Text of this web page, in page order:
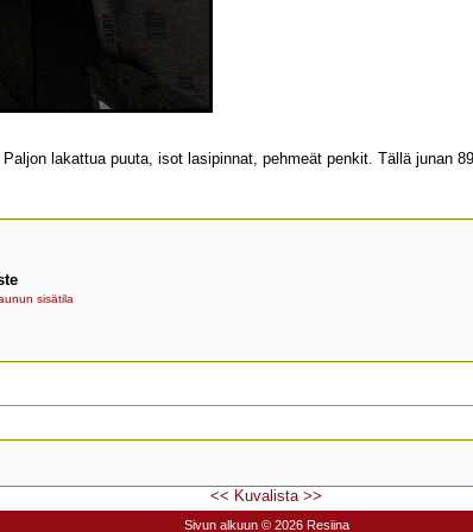
lakattua puuta, isot lasipinnat, pehmeät penkit. Tällä junan
sisätila
<< Kuvalista >>
Sivun alkuun © 2026 Resiina